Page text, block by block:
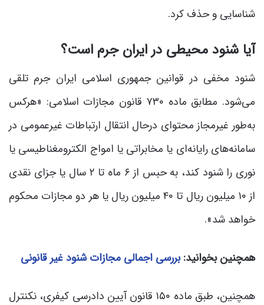
شناسایی و حذف کرد.
آیا شنود محیطی در ایران جرم است؟
شنود مخفی در قوانین جمهوری اسلامی ایران جرم تلقی
می‌شود. مطابق ماده ۷۳۰ قانون مجازات اسلامی: «هرکس
به‌طور غیرمجاز محتوای درحال انتقال ارتباطات غیرعمومی در
سامانه‌‎های رایانه‌‎ای یا مخابراتی یا امواج الکترومغناطیسی یا
نوری را شنود کند، به حبس از ۶ ماه تا ۲ سال یا جزای نقدی
از ۱۰ میلیون ریال تا ۴۰ میلیون ریال یا هر دو مجازات محکوم
خواهد شد».
همچنین بخوانید:بررسی اجمالی مجازات شنود غیر قانونی
همچنین، طبق ماده ۱۵۰ قانون آیین دادرسی کیفری، نکنترل